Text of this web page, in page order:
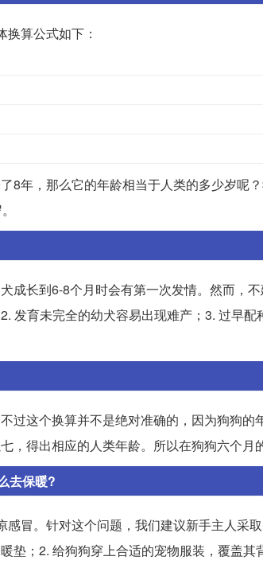
算公式如下：
8年，那么它的年龄相当于人类的多少岁呢
成长到6-8个月时会有第一次发情。然而，
发育未完全的幼犬容易出现难产；3. 过早
过这个换算并不是绝对准确的，因为狗狗
，得出相应的人类年龄。所以在狗狗六个月
去保暖?
冒。针对这个问题，我们建议新手主人采
垫；2. 给狗狗穿上合适的宠物服装，覆盖